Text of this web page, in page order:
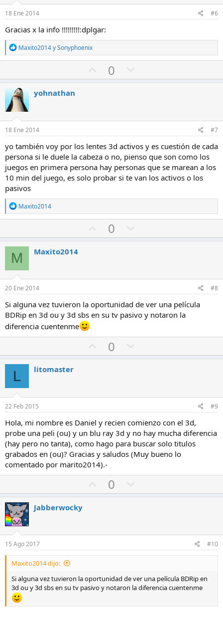
s
:
a
v
r
c
o
t
a
18 Ene 2014 #6
Gracias x la info !!!!!!!!!:dplgar:
R
e
a
c
i
o
n
e
s
Maxito2014ySonyphoenix
o
a
a
v
o
r
0
o
e
c
o
n
t
a
yohnathan
18 Ene 2014 #7
yo también voy por los lentes 3d activos y es cuestión de cada
persona si le duele la cabeza o no, pienso que son como los
juegos en primera persona hay personas que se marean a los
10 min del juego, es solo probar si te van los activos o los
pasivos
R
e
a
c
i
o
n
e
s
:
Maxito2014
o
a
a
v
o
r
0
o
e
c
o
n
t
a
M Maxito2014
20 Ene 2014 #8
Si alguna vez tuvieron la oportunidad de ver una película
BDRip en 3d ou y 3d sbs en su tv pasivo y notaron la
diferencia cuentenme
o
a
a
v
o
r
0
o
e
c
o
n
t
a
L litomaster
22 Feb 2015 #9
Hola, mi nombre es Daniel y recien comienzo con el 3d,
probe una peli (ou) y un blu ray 3d y no hay mucha diferencia
(hay pero no tanta), como hago para buscar solo titulos
grabados en (ou)? Gracias y saludos (Muy bueno lo
comentado por marito2014).-
o
a
a
o
r
0
o
e
c
n
t
r
Jabberwocky
15 Ago 2017 #10
Maxito2014 dijo:
Si alguna vez tuvieron la oportunidad de ver una película BDRip en
3d ou y 3d sbs en su tv pasivo y notaron la diferencia cuentenme